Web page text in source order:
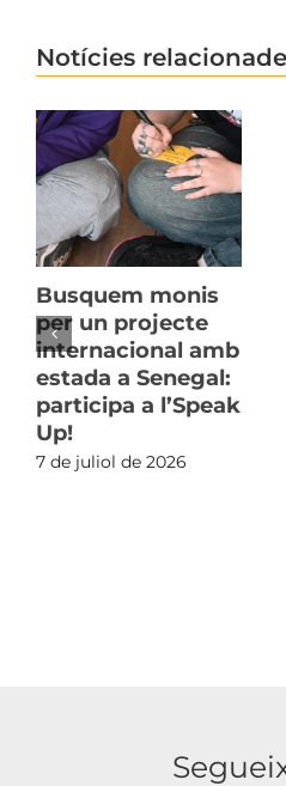
Notícies
Busquem monis
per un projecte
internacional amb
estada a Senegal:
participa a l’Speak
Up!
7 de juliol de 2026